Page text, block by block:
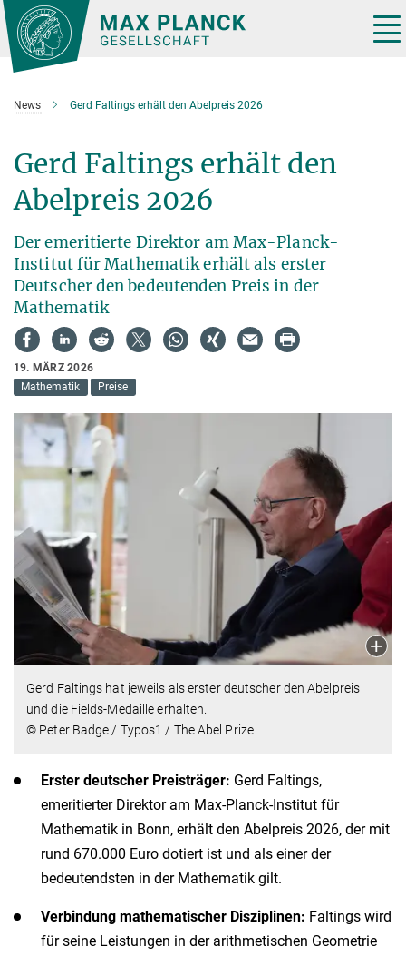
Hauptinhalt
News Gerd Faltings erhält den Abelpreis 2026
Gerd Faltings erhält den
Abelpreis 2026
Der emeritierte Direktor am Max-Planck-
Institut für Mathematik erhält als erster
Deutscher den bedeutenden Preis in der
Mathematik
19. MÄRZ 2026
Mathematik
Preise
Gerd Faltings hat jeweils als erster deutscher den Abelpreis
und die Fields-Medaille erhalten.
© Peter Badge / Typos1 / The Abel Prize
Erster deutscher Preisträger: Gerd Faltings,
emeritierter Direktor am Max-Planck-Institut für
Mathematik in Bonn, erhält den Abelpreis 2026, der mit
rund 670.000 Euro dotiert ist und als einer der
bedeutendsten in der Mathematik gilt.
Verbindung mathematischer Disziplinen: Faltings wird
für seine Leistungen in der arithmetischen Geometrie